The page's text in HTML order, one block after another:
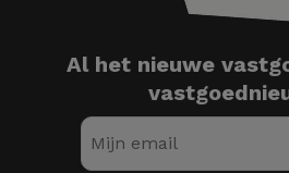
Al het nieuwe